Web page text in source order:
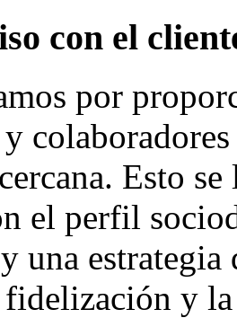
con el
por
Esto
el perfil
una
y